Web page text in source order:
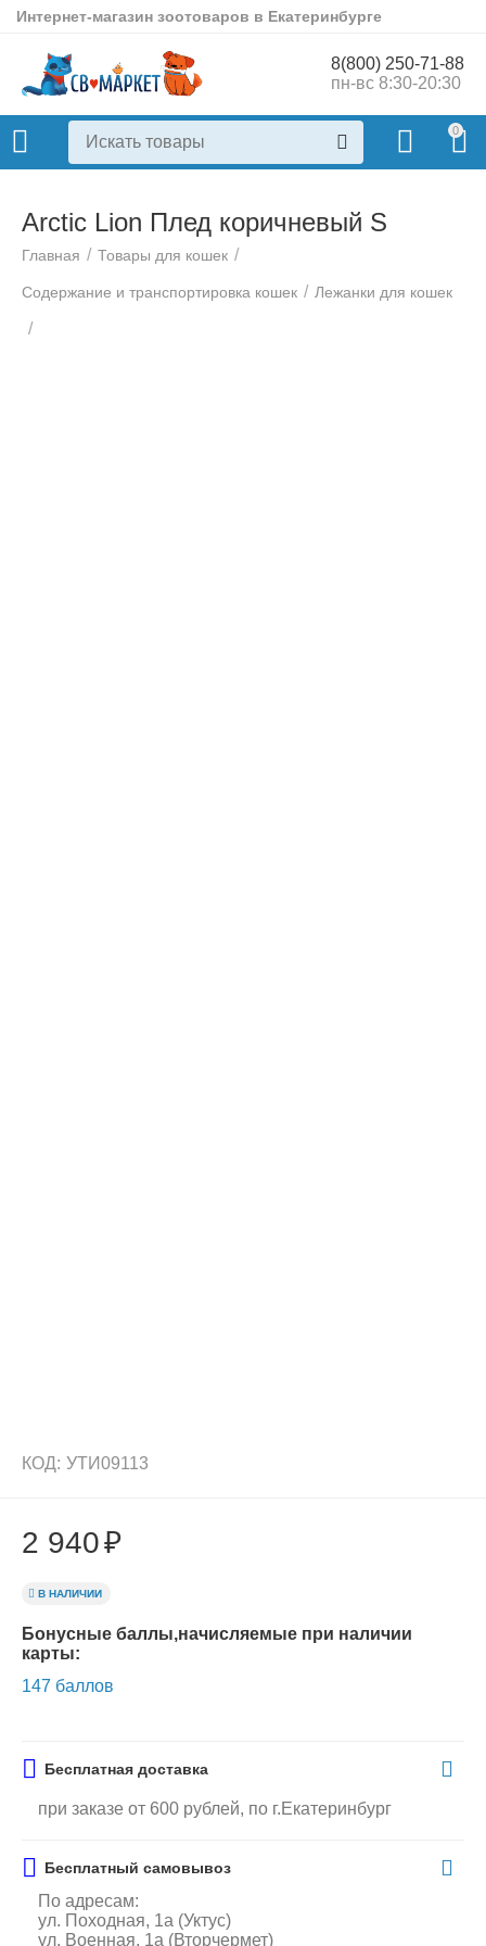
Интернет-магазин зоотоваров в Екатеринбурге
8(800) 250-71-88
пн-вс 8:30-20:30
0
Arctic Lion Плед коричневый S
Главная / Товары для кошек /
Содержание и транспортировка кошек / Лежанки для кошек
/
КОД: УТИ09113
2 940₽
В НАЛИЧИИ
Бонусные баллы,начисляемые при наличии
карты:
147 баллов
Бесплатная доставка
при заказе от 600 рублей, по г.Екатеринбург
Бесплатный самовывоз
По адресам:
ул. Походная, 1а (Уктус)
ул. Военная, 1а (Вторчермет)